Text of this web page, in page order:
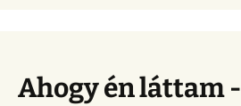
Ahogy én láttam -